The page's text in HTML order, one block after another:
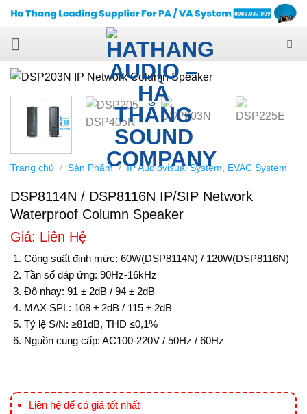
Skip
content
Trang chủ / Sản Phẩm / IP Audiovisual System, EVAC System
DSP8114N / DSP8116N IP/SIP Network
Waterproof Column Speaker
Giá: Liên Hệ
Công suất định mức: 60W(DSP8114N) / 120W(DSP8116N)
Tần số đáp ứng: 90Hz-16kHz
Độ nhạy: 91 ± 2dB / 94 ± 2dB
MAX SPL: 108 ± 2dB / 115 ± 2dB
Tỷ lệ S/N: ≥81dB, THD ≤0,1%
Nguồn cung cấp: AC100-220V / 50Hz / 60Hz
Liên hệ để có giá tốt nhất